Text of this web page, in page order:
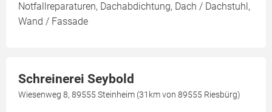
Notfallreparaturen, Dachabdichtung, Dach / Dachstuhl,
Wand / Fassade
Schreinerei Seybold
Wiesenweg 8, 89555 Steinheim (31km von 89555 Riesbürg)